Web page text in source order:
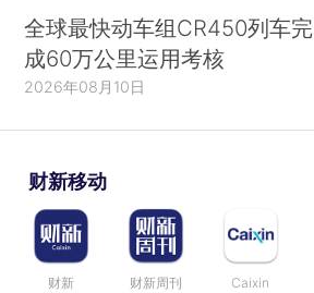
全球最快动车组CR450列车完
成60万公里运用考核
2026年08月10日
财新移动
财新 财新周刊 Caixin